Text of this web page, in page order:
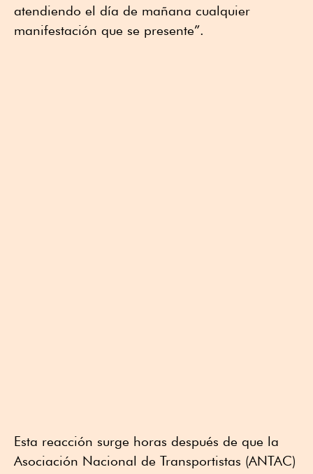
atendiendo el día de mañana cualquier
manifestación que se presente”.
Esta reacción surge horas después de que la
Asociación Nacional de Transportistas (ANTAC)